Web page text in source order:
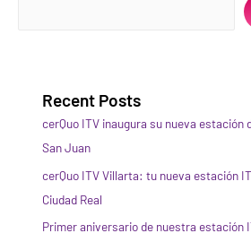
Recent Posts
cerQuo ITV inaugura su nueva estación
San Juan
cerQuo ITV Villarta: tu nueva estación
Ciudad Real
Primer aniversario de nuestra estación